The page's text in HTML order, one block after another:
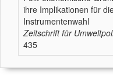
ihre Implikationen für
Instrumentenwahl
Zeitschrift für
435